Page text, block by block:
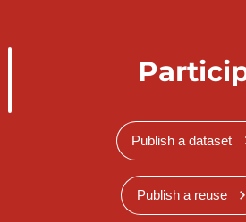
Publish a dataset
Publish a reuse